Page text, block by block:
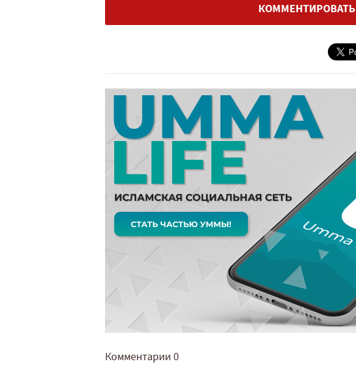
КОММЕНТИРОВАТЬ
Комментарии 0